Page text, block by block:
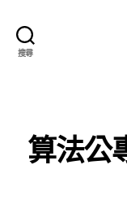
搜尋
算法公